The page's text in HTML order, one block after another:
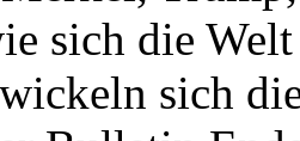
sich die
sich